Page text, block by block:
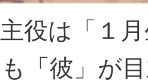
役は「１
「彼」が